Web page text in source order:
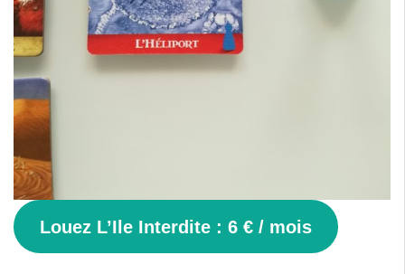
Louez L’Ile Interdite : 6 € / mois